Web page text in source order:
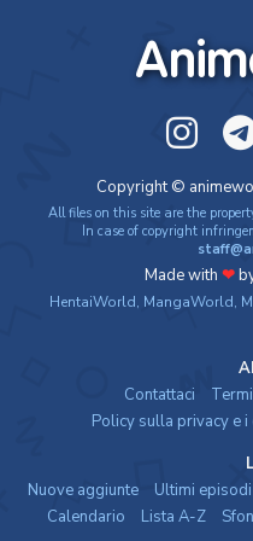
Digimon
Movie - 2020 - 1h e
Digimon
Anime - 2020 - 24
Digimon Ghost
Anime - 2021 - 23
Copyright ©
All files on this site are the
In case of copyright
Made with ❤
HentaiWorld, MangaWorld,
Contattaci
Policy sulla privacy e i
Nuove aggiunte
Ultimi episodi
Calendario
Lista A-Z